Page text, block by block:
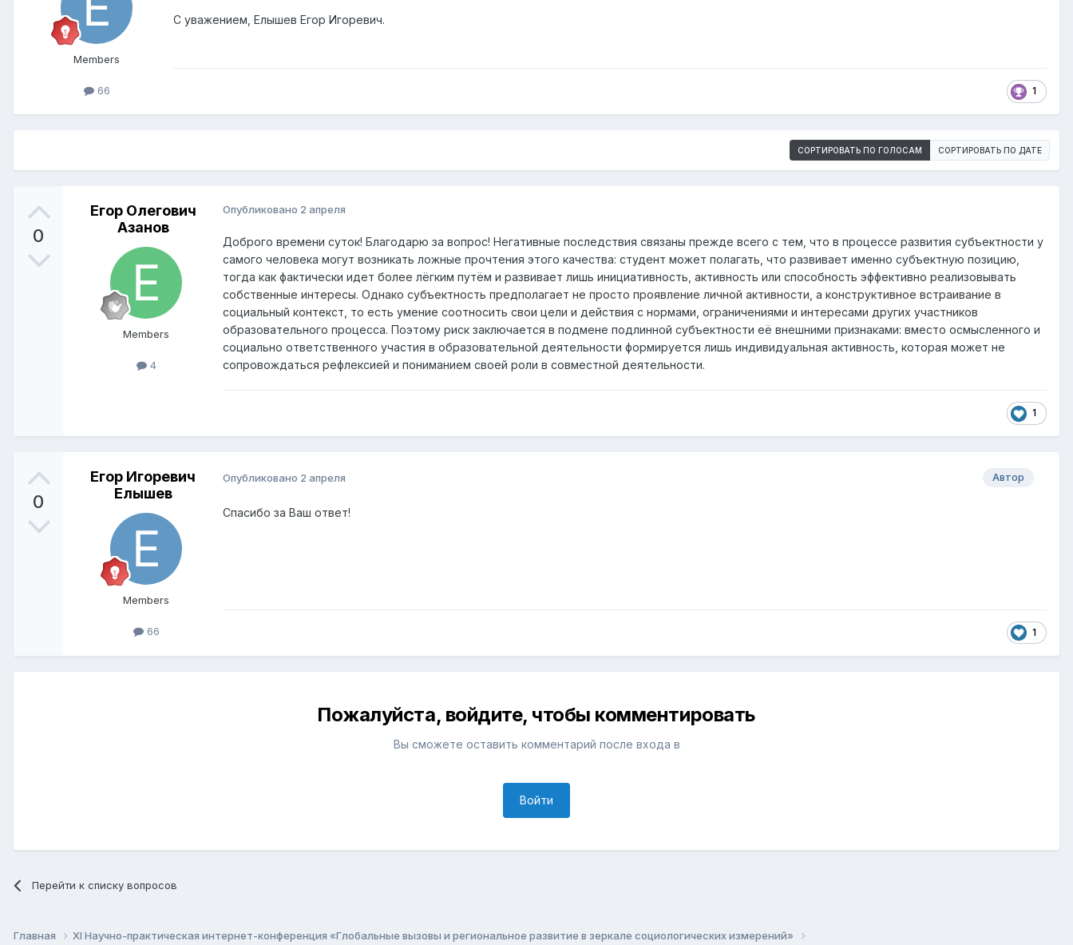
Members
66
С уважением, Елышев Егор Игоревич.
1
СОРТИРОВАТЬ ПО ГОЛОСАМ СОРТИРОВАТЬ ПО ДАТЕ
0
Егор Олегович
Азанов
Members
4
Опубликовано 2 апреля
Доброго времени суток! Благодарю за вопрос! Негативные последствия связаны прежде всего с тем, что в процессе развития субъектности у
самого человека могут возникать ложные прочтения этого качества: студент может полагать, что развивает именно субъектную позицию,
тогда как фактически идет более лёгким путём и развивает лишь инициативность, активность или способность эффективно реализовывать
собственные интересы. Однако субъектность предполагает не просто проявление личной активности, а конструктивное встраивание в
социальный контекст, то есть умение соотносить свои цели и действия с нормами, ограничениями и интересами других участников
образовательного процесса. Поэтому риск заключается в подмене подлинной субъектности её внешними признаками: вместо осмысленного и
социально ответственного участия в образовательной деятельности формируется лишь индивидуальная активность, которая может не
сопровождаться рефлексией и пониманием своей роли в совместной деятельности.
1
0
Егор Игоревич
Елышев
Members
66
Автор
Опубликовано 2 апреля
Спасибо за Ваш ответ!
1
Пожалуйста, войдите, чтобы комментировать
Вы сможете оставить комментарий после входа в
Войти
Перейти к списку вопросов
Главная
XI Научно-практическая интернет-конференция «Глобальные вызовы и региональное развитие в зеркале социологических измерений»